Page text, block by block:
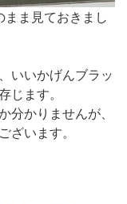
ま見ておきまし
いいかげんブラッ
じます。
かりませんが、
ざいます。